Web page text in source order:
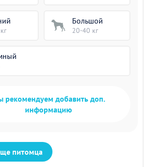
Большой
20-40 кг
рекомендуем добавить доп.
информацию
питомца